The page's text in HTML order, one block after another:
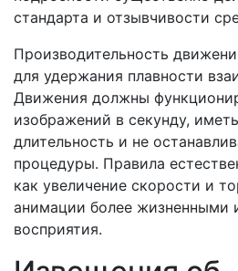
стандарта и отзывчивости
Производительность
для удержания плавности
Движения должны
изображений в секунду,
длительность и не
процедуры. Правила
как увеличение скорости и
анимации более жизненными
восприятия.